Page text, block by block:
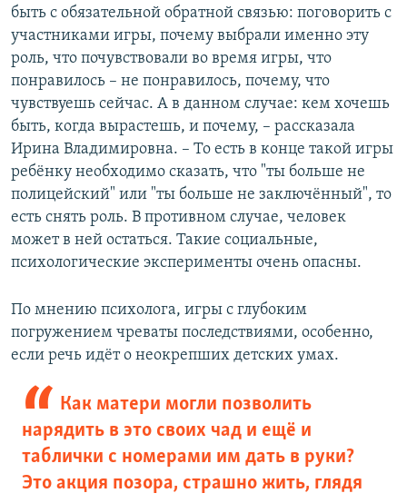
быть с обязательной обратной связью: поговорить с
участниками игры, почему выбрали именно эту
роль, что почувствовали во время игры, что
понравилось – не понравилось, почему, что
чувствуешь сейчас. А в данном случае: кем хочешь
быть, когда вырастешь, и почему, – рассказала
Ирина Владимировна. – То есть в конце такой игры
ребёнку необходимо сказать, что "ты больше не
полицейский" или "ты больше не заключённый", то
есть снять роль. В противном случае, человек
может в ней остаться. Такие социальные,
психологические эксперименты очень опасны.
По мнению психолога, игры с глубоким
погружением чреваты последствиями, особенно,
если речь идёт о неокрепших детских умах.
Как матери могли позволить
нарядить в это своих чад и ещё и
таблички с номерами им дать в руки?
Это акция позора, страшно жить, глядя